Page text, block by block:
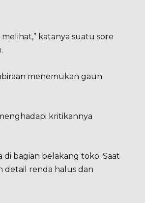
katanya suatu sore
menemukan gaun
kritikannya
bagian belakang toko. Saat
detail renda halus dan